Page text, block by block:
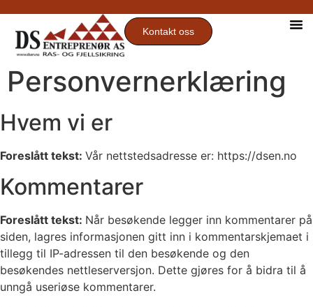
Kontakt oss
Personvernerklæring
Hvem vi er
Foreslått tekst: Vår nettstedsadresse er: https://dsen.no
Kommentarer
Foreslått tekst: Når besøkende legger inn kommentarer på
siden, lagres informasjonen gitt inn i kommentarskjemaet i
tillegg til IP-adressen til den besøkende og den
besøkendes nettleserversjon. Dette gjøres for å bidra til å
unngå useriøse kommentarer.